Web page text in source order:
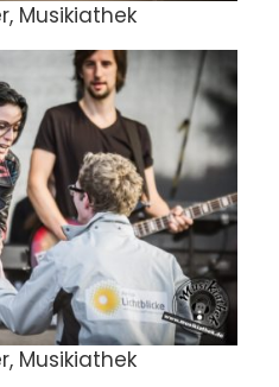
Musikiathek
Musikiathek